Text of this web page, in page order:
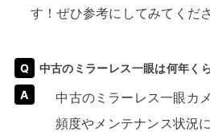
す！ぜひ参考にしてみてくださ
中古のミラーレス一眼は何年く
中古のミラーレス一眼カメラの寿命は、使用
頻度やメンテナンス状況